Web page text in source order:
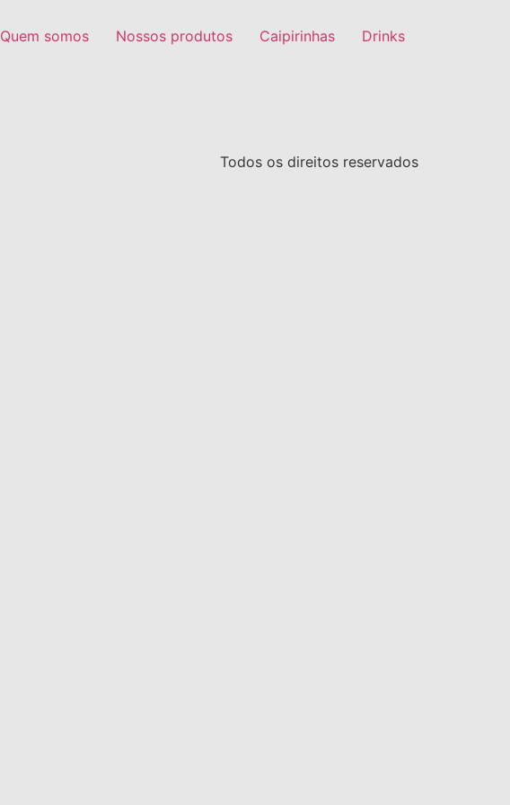
Quem somos Nossos produtos Caipirinhas Drinks
Todos os direitos reservados